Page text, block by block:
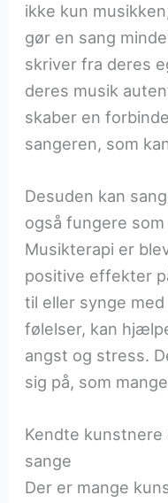
ikke kun
gør en sang
skriver fra deres
deres musik
skaber en
sangeren, som
Desuden kan
også fungere
Musikterapi er
positive effekter
til eller synge
følelser, kan
angst og stress.
sig på, som
Kendte
sange
Der er mange